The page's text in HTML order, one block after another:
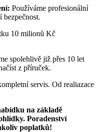
Používáme profesionální
bezpečnost.
10 milionů Kč
spolehlivě již přes 10 let
z příruček.
servis. Od realiazace
na základě
Poradenství
poplatků!